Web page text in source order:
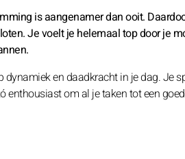
is aangenamer dan ooit.
Je voelt je helemaal top door je
dynamiek en daadkracht in je dag. Je
enthousiast om al je taken tot een